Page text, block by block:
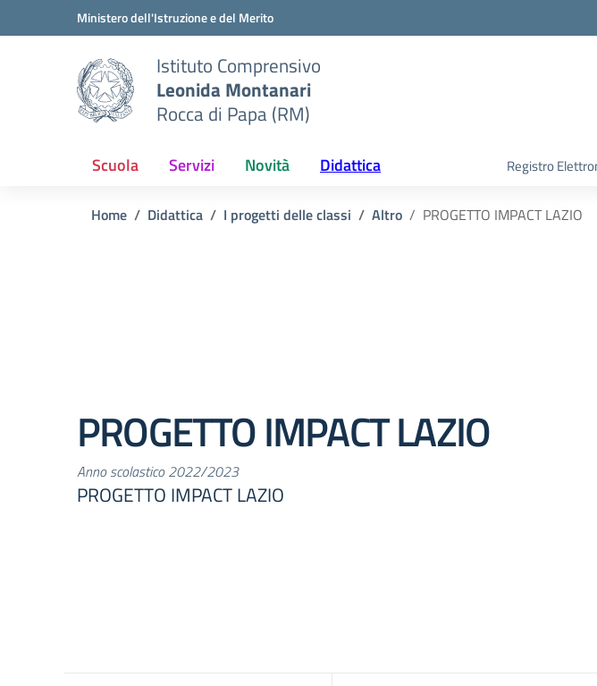
Vai ai contenuti
Vai al menu di navigazioneMinistero dell'Istruzione e del Merito
Istituto Comprensivo
Leonida Montanari
Rocca di Papa (RM)
Scuola Servizi Novità Didattica Registro
Home Didattica I progetti delle classi Altro PROGETTO IMPACT LAZIO
PROGETTO IMPACT LAZIO
Anno scolastico 2022/2023
PROGETTO IMPACT LAZIO